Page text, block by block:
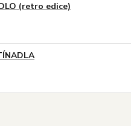
(retro edice)